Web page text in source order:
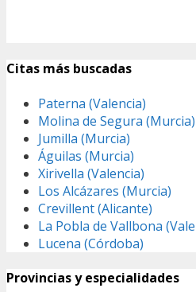
Citas más buscadas
Paterna (Valencia)
Molina de Segura (Murcia)
Jumilla (Murcia)
Águilas (Murcia)
Xirivella (Valencia)
Los Alcázares (Murcia)
Crevillent (Alicante)
La Pobla de Vallbona
Lucena (Córdoba)
Provincias y especialidades